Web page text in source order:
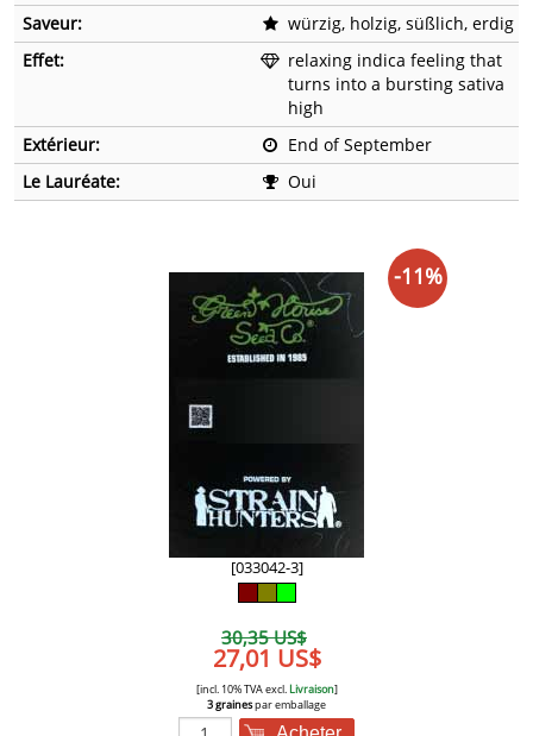
Saveur:
würzig, holzig, süßlich, erdig
Effet:
relaxing indica feeling that
turns into a bursting sativa
high
Extérieur:
End of September
Le Lauréate:
Oui
[033042-3]
30,35 US$
27,01 US$
[incl. 10% TVA excl. Livraison]
3 grainespar emballage
-11%